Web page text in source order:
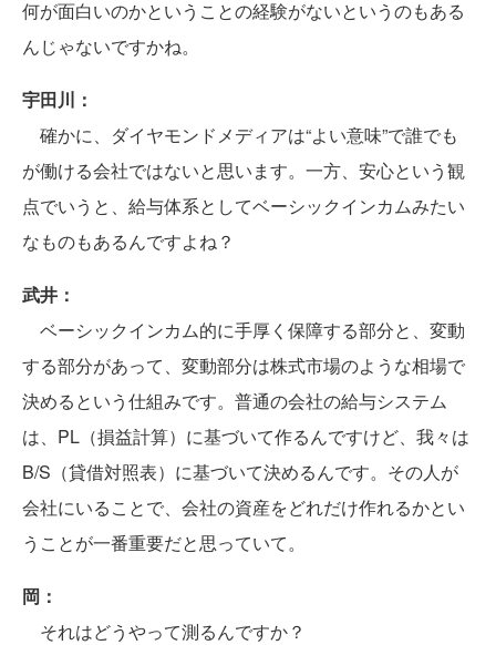
何が面白いのかということの経験がないというのもある
んじゃないですかね。
宇田川：
確かに、ダイヤモンドメディアは“よい意味”で誰でも
が働ける会社ではないと思います。一方、安心という観
点でいうと、給与体系としてベーシックインカムみたい
なものもあるんですよね？
武井：
ベーシックインカム的に手厚く保障する部分と、変動
する部分があって、変動部分は株式市場のような相場で
決めるという仕組みです。普通の会社の給与システム
は、PL（損益計算）に基づいて作るんですけど、我々は
B/S（貸借対照表）に基づいて決めるんです。その人が
会社にいることで、会社の資産をどれだけ作れるかとい
うことが一番重要だと思っていて。
岡：
それはどうやって測るんですか？